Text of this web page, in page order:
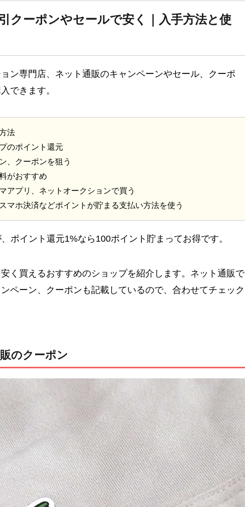
クーポンやセールで安く｜入手方法と使
ン専門店、ネット通販のキャンペーンやセール、クーポ
できます。
法
のポイント還元
、クーポンを狙う
がおすすめ
アプリ、ネットオークションで買う
マホ決済などポイントが貯まる支払い方法を使う
ポイント還元1%なら100ポイント貯まってお得です。
く買えるおすすめのショップを紹介します。ネット通販で
ペーン、クーポンも記載しているので、合わせてチェック
のクーポン